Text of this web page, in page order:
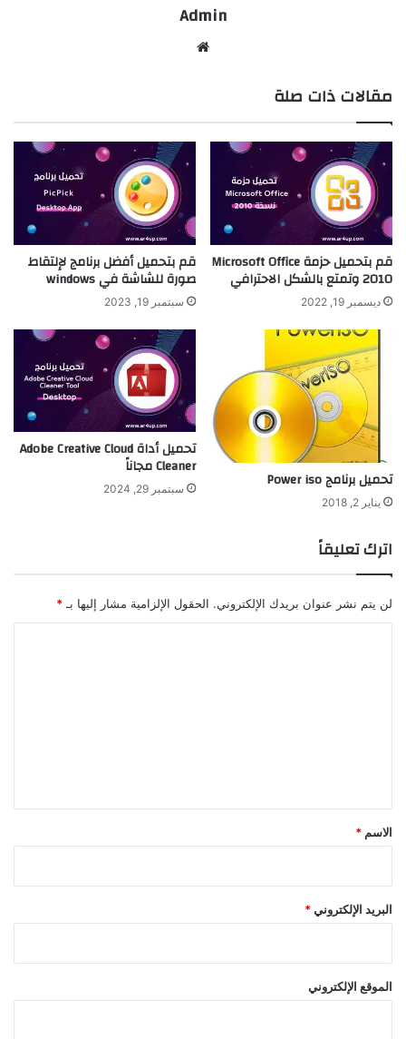
Admin
مقالات ذات صلة
قم بتحميل حزمة Microsoft Office
2010 وتمتع بالشكل الاحترافي
ديسمبر 19, 2022
قم بتحميل أفضل برنامج لإلتقاط
صورة للشاشة في windows
سبتمبر 19, 2023
تحميل برنامج Power iso
يناير 2, 2018
تحميل أداة Adobe Creative Cloud
Cleaner مجاناً
سبتمبر 29, 2024
اترك تعليقاً
لن يتم نشر عنوان بريدك الإلكتروني. الحقول الإلزامية مشار إليها بـ *
*
الاسم *
البريد الإلكتروني*
الموقع الإلكتروني